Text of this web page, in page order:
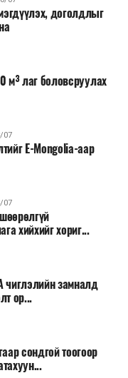
доголдлыг
м³ лаг боловсруулах
07
E-Mongolia-аар
07
хийхийг хориг...
чиглэлийн замналд
ор...
сондгой тоогоор